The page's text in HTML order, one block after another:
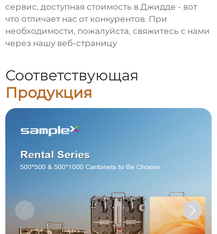
сервис, доступная стоимость в Джидде - вот
что отличает нас от конкурентов. При
необходимости, пожалуйста, свяжитесь с нами
через нашу веб-страницу
Соответствующая
Продукция